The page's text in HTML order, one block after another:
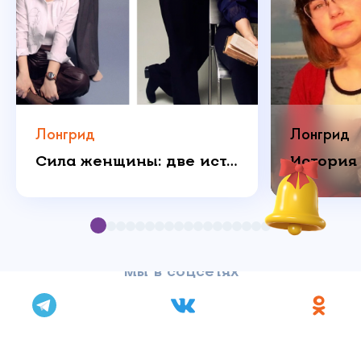
Лонгрид
Сила женщины: две истории о любви, которая побеждает
Лонгрид
Мы в соцсетях